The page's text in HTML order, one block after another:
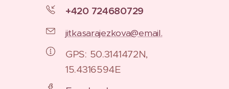
+420 724680729
jitkasarajezkova@email.
GPS: 50.3141472N,
15.4316594E